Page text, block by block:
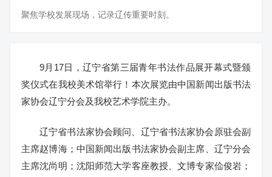
聚焦学校发展现场，记录辽传重要时刻。
9月17日，辽宁省第三届青年书法作品展开幕式暨颁
奖仪式在我校美术馆举行！本次展览由中国新闻出版书法
家协会辽宁分会及我校艺术学院主办。
辽宁省书法家协会顾问、辽宁省书法家协会原驻会副
主席赵博海；中国新闻出版书法家协会副主席、辽宁分会
主席沈尚明；沈阳师范大学客座教授、文博专家佡俊岩；